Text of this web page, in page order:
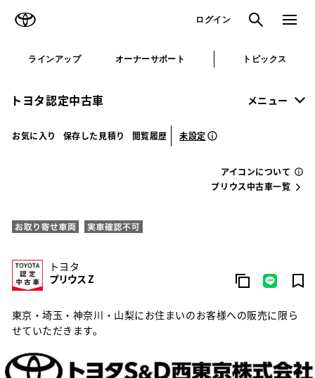
ログイン 検索 メニュ
ラインアップ オーナーサポート トピックス
トヨタ認定中古車 メニュー
お気に入り 保存した見積り 閲覧履歴 未設定
アイコンについて
プリウス中古車一覧
トヨタ
プリウス Z
東京・埼玉・神奈川・山梨にお住まいのお客様への販売に限ら
せていただきます。